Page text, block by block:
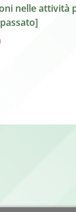
nelle attività